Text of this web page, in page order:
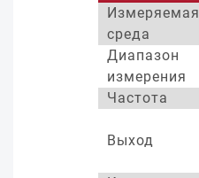
Измеряемая
среда
Диапазон
измерения
Частота
Выход